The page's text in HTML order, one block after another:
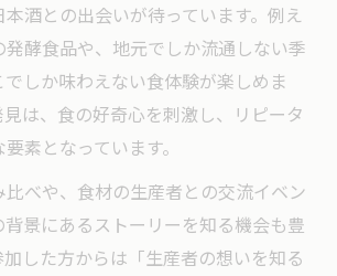
酒との出会いが待っています。例え
酵食品や、地元でしか流通しない季
しか味わえない食体験が楽しめま
は、食の好奇心を刺激し、リピータ
素となっています。
比べや、食材の生産者との交流イベン
背景にあるストーリーを知る機会も豊
した方からは「生産者の想いを知る